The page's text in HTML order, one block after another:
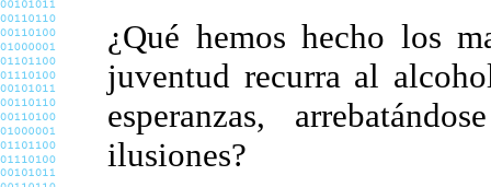
¿Qué hemos hecho los
juventud recurra al
esperanzas,
ilusiones?